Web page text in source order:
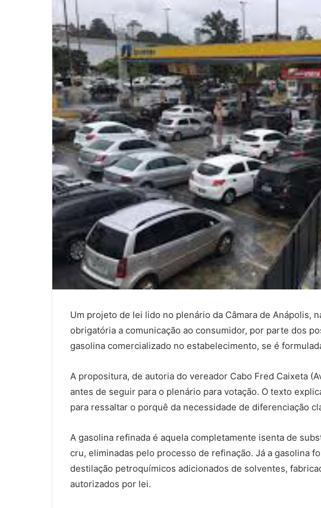
Um projeto de lei lido no plenário da Câmara de Anápolis,
obrigatória a comunicação ao consumidor, por parte dos
gasolina comercializado no estabelecimento, se é
A propositura, de autoria do vereador Cabo Fred Caixeta
antes de seguir para o plenário para votação. O texto
para ressaltar o porquê da necessidade de diferenciação
A gasolina refinada é aquela completamente isenta de
cru, eliminadas pelo processo de refinação. Já a gasolina
destilação petroquímicos adicionados de solventes,
autorizados por lei.